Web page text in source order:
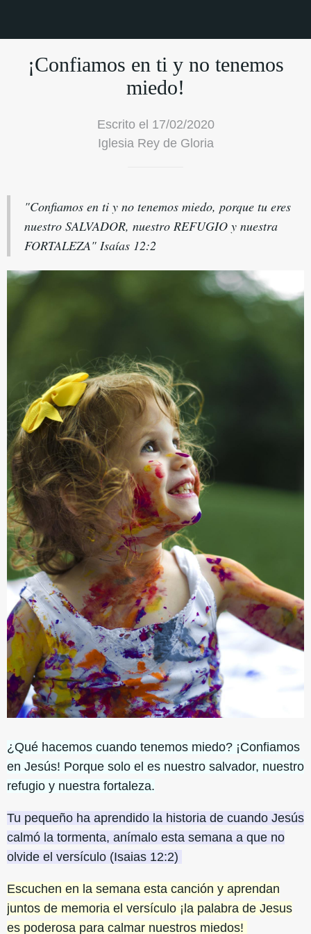
¡Confiamos en ti y no tenemos
miedo!
Escrito el 17/02/2020
Iglesia Rey de Gloria
"Confiamos en ti y no tenemos miedo, porque tu eres
nuestro SALVADOR, nuestro REFUGIO y nuestra
FORTALEZA" Isaías 12:2
¿Qué hacemos cuando tenemos miedo? ¡Confiamos
en Jesús! Porque solo el es nuestro salvador, nuestro
refugio y nuestra fortaleza.
Tu pequeño ha aprendido la historia de cuando Jesús
calmó la tormenta, anímalo esta semana a que no
olvide el versículo (Isaias 12:2)
Escuchen en la semana esta canción y aprendan
juntos de memoria el versículo ¡la palabra de Jesus
es poderosa para calmar nuestros miedos!